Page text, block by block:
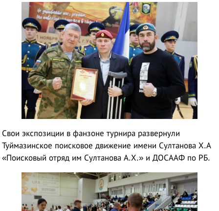
Свои экспозиции в фанзоне турнира развернули
Туймазинское поисковое движение имени Султанова Х.А
«Поисковый отряд им Султанова А.Х.» и ДОСААФ по РБ.